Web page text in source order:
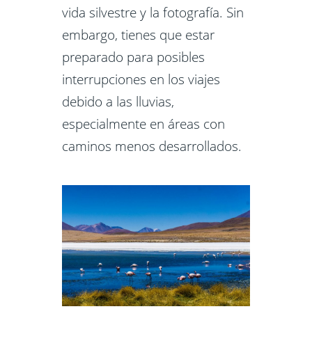
vida silvestre y la fotografía. Sin
embargo, tienes que estar
preparado para posibles
interrupciones en los viajes
debido a las lluvias,
especialmente en áreas con
caminos menos desarrollados.